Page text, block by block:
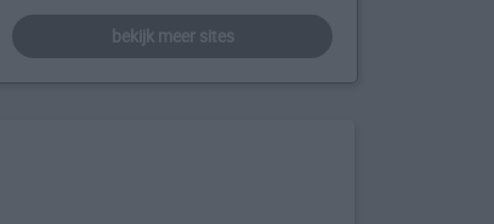
bekijk meer sites